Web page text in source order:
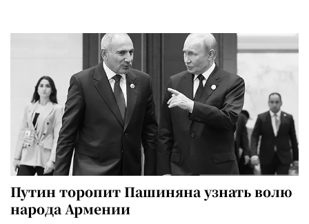
Путин торопит Пашиняна узнать волю
народа Армении